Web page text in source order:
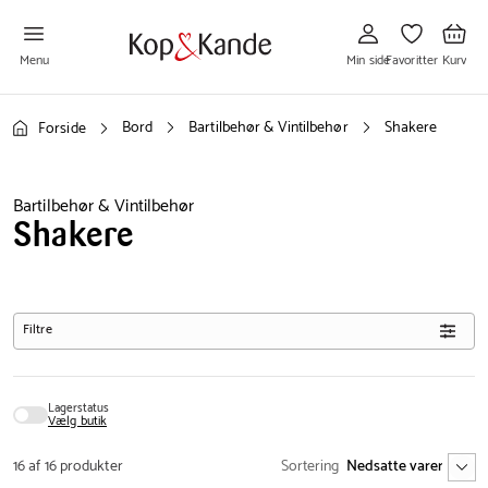
Menu
til
Min
side
Min side
til
Favoritter
Favoritter
til
Kurv
Kurv
Forside Bord Bartilbehør & Vintilbehør Shakere
Bartilbehør & Vintilbehør
Shakere
Filtre
Lagerstatus
Vælg butik
16 af 16 produkter Sortering